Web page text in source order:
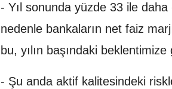
- Yıl sonunda yüzde 33 ile
nedenle bankaların net faiz
bu, yılın başındaki
- Şu anda aktif kalitesindeki